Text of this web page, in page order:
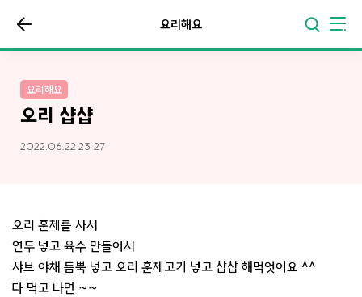
요리해요
요리해요
오리 샵샵
2022.06.22 23:27
오리 훈제를 사서
연두 넣고 육수 만들어서
샤브 야채 듬뿍 넣고 오리 훈제고기 넣고 샵샵 해먹엇어요 ^^
다 먹고 나면 ~~